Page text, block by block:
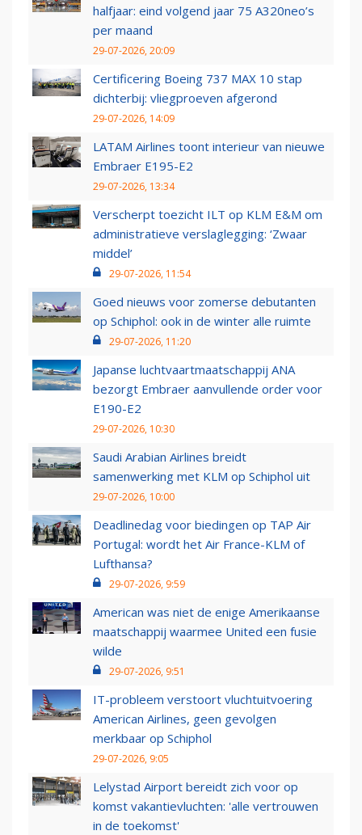
halfjaar: eind volgend jaar 75 A320neo’s
per maand
29-07-2026, 20:09
Certificering Boeing 737 MAX 10 stap
dichterbij: vliegproeven afgerond
29-07-2026, 14:09
LATAM Airlines toont interieur van nieuwe
Embraer E195-E2
29-07-2026, 13:34
Verscherpt toezicht ILT op KLM E&M om
administratieve verslaglegging: ‘Zwaar
middel’
29-07-2026, 11:54
Goed nieuws voor zomerse debutanten
op Schiphol: ook in de winter alle ruimte
29-07-2026, 11:20
Japanse luchtvaartmaatschappij ANA
bezorgt Embraer aanvullende order voor
E190-E2
29-07-2026, 10:30
Saudi Arabian Airlines breidt
samenwerking met KLM op Schiphol uit
29-07-2026, 10:00
Deadlinedag voor biedingen op TAP Air
Portugal: wordt het Air France-KLM of
Lufthansa?
29-07-2026, 9:59
American was niet de enige Amerikaanse
maatschappij waarmee United een fusie
wilde
29-07-2026, 9:51
IT-probleem verstoort vluchtuitvoering
American Airlines, geen gevolgen
merkbaar op Schiphol
29-07-2026, 9:05
Lelystad Airport bereidt zich voor op
komst vakantievluchten: 'alle vertrouwen
in de toekomst'